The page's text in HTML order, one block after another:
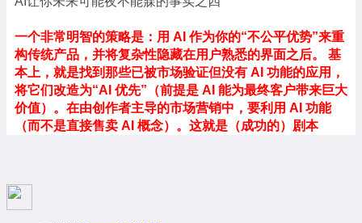
一个非常明智的策略是：用 AI 作为你的“不公平优势”来重
构传统产品，并将复杂性隐藏在用户熟悉的界面之后。 基
本上，就是找到那些已被市场验证但没有 AI 功能的应用，
将它们改造为“AI 优先”（前提是 AI 能为最终客户带来巨大
价值）。在由创作者主导的市场营销中，要利用 AI 功能
（而不是直接售卖 AI 概念）。这就是（成功的）剧本